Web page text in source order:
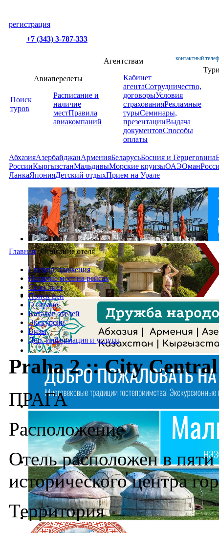
регистрация
+7 (343) 3-787-333
контактный
Поиск
туров
Авиаперелеты
Расписание и
наличие
местПравила
авиакомпаний
Агентствам
Кабинет
агентаСотрудничество,
договорыУсловия
страхованияРекламные
турыСеминары,
презентацииВыдача
документовСпособы
оплаты
АбхазияАзербайджанАрменияБеларусьБосния и Герцеговина
РоссииКыргызстанМальдивыМорские круизыОАЭОман
ЛанкаЯпонияДетский отдыхПрием на Урале
Главная /Описание отеля
Спецпредложения
Наличие мест на рейсах
Стоп-лист
Поиск цен
О стране
Каталог отелей
Экскурсии
Визы
Доп. информация и услуги
Praha 2 :: City
ПРАГА
Расположение
Отель расположен в
исторического центра
Территория